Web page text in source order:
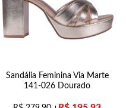
Sandália Feminina Via Marte
141-026 Dourado